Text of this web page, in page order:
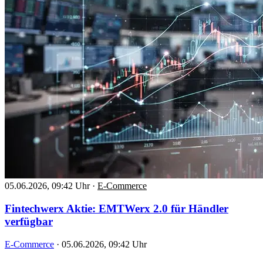
05.06.2026, 09:42 Uhr · E-Commerce
Fintechwerx Aktie: EMTWerx 2.0 für Händler
verfügbar
E-Commerce · 05.06.2026, 09:42 Uhr